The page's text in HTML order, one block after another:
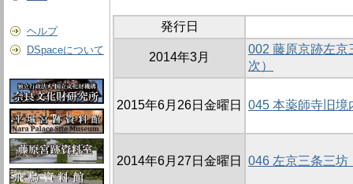
ヘルプ
DSpaceについて
発行日
2014年3月
002 藤原京跡左京
次）
2015年6月26日金曜日 045 本薬師寺旧境
2014年6月27日金曜日 046 左京三条三坊